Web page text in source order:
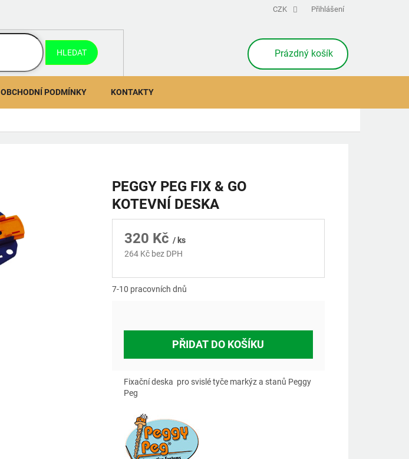
CZK Přihlášení
HLEDAT
NÁKUPNÍ
KOŠÍK
Prázdný košík
OBCHODNÍ PODMÍNKY KONTAKTY
PEGGY PEG FIX & GO
KOTEVNÍ DESKA
320 Kč / ks
264 Kč bez DPH
7-10 pracovních dnů
PŘIDAT DO KOŠÍKU
Fixační deska pro svislé tyče markýz a stanů Peggy
Peg